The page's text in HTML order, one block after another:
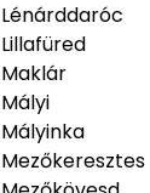
Lénárddaróc
Lillafüred
Maklár
Mályi
Mályinka
Mezőkeresztes